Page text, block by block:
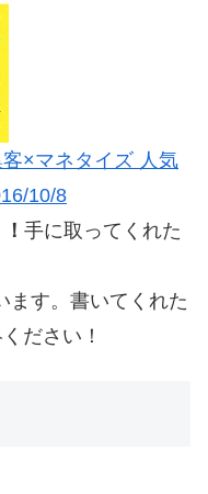
×マネタイズ 人気
10/8
手に取ってくれた
ます。書いてくれた
ださい！